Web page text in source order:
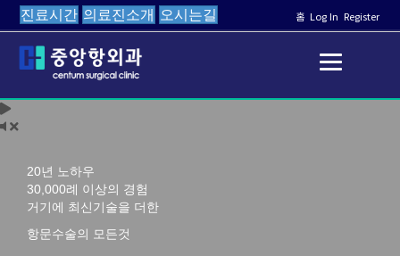
진료시간 의료진소개 오시는길 홈 Log In Register
20년 노하우
30,000례 이상의 경험
거기에 최신기술을 더한
항문수술의 모든것